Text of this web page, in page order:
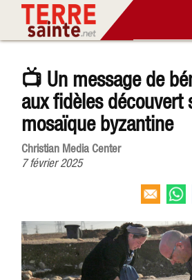
📺 Un message de
aux fidèles découvert
mosaïque byzantine
Christian Media Center
7 février 2025